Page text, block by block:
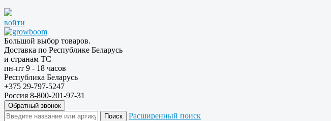
войти
Большой выбор товаров.
Доставка по Республике Беларусь
и странам ТС
пн-пт 9 - 18 часов
Республика Беларусь
+375 29-797-5247
Россия 8-800-201-97-31
Обратный звонок
Расширенный поиск